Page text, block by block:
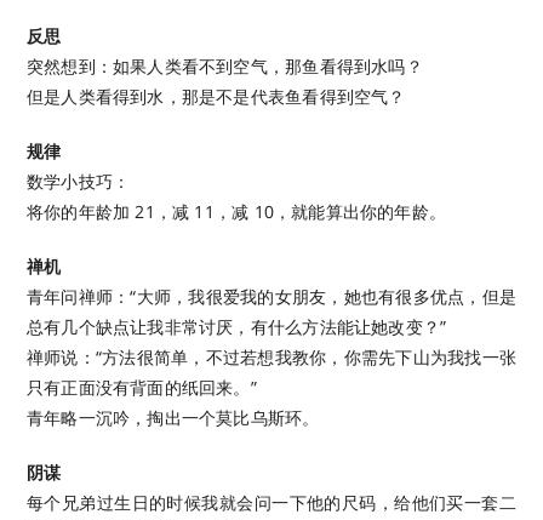
反思
突然想到：如果人类看不到空气，那鱼看得到水吗？
但是人类看得到水，那是不是代表鱼看得到空气？
规律
数学小技巧：
将你的年龄加 21，减 11，减 10，就能算出你的年龄。
禅机
青年问禅师：“大师，我很爱我的女朋友，她也有很多优点，但是
总有几个缺点让我非常讨厌，有什么方法能让她改变？”
禅师说：“方法很简单，不过若想我教你，你需先下山为我找一张
只有正面没有背面的纸回来。”
青年略一沉吟，掏出一个莫比乌斯环。
阴谋
每个兄弟过生日的时候我就会问一下他的尺码，给他们买一套二